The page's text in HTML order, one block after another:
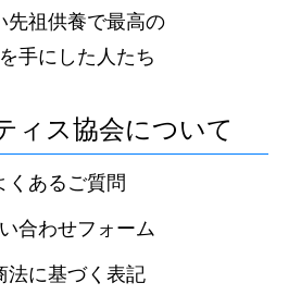
先祖供養で最高の
手にした人たち
ィス協会について
くあるご質問
合わせフォーム
法に基づく表記